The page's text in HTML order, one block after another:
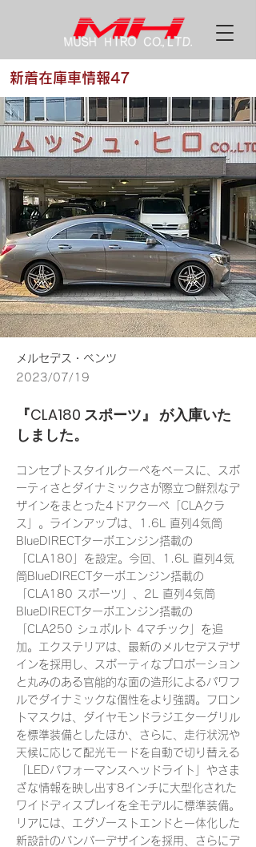
新着在庫車情報47
メルセデス・ベンツ
2023/07/19
『CLA180 スポーツ』 が入庫いた
しました。
コンセプトスタイルクーペをベースに、スポ
ーティさとダイナミックさが際立つ鮮烈なデ
ザインをまとった4ドアクーペ「CLAクラ
ス」。ラインアップは、1.6L 直列4気筒
BlueDIRECTターボエンジン搭載の
「CLA180」を設定。今回、1.6L 直列4気
筒BlueDIRECTターボエンジン搭載の
「CLA180 スポーツ」、2L 直列4気筒
BlueDIRECTターボエンジン搭載の
「CLA250 シュポルト 4マチック」を追
加。エクステリアは、最新のメルセデスデザ
インを採用し、スポーティなプロポーション
と丸みのある官能的な面の造形によるパワフ
ルでダイナミックな個性をより強調。フロン
トマスクは、ダイヤモンドラジエターグリル
を標準装備としたほか、さらに、走行状況や
天候に応じて配光モードを自動で切り替える
「LEDパフォーマンスヘッドライト」やさま
ざな情報を映し出す8インチに大型化された
ワイドディスプレイを全モデルに標準装備。
リアには、エグゾーストエンドと一体化した
新設計のバンパーデザインを採用、さらにデ